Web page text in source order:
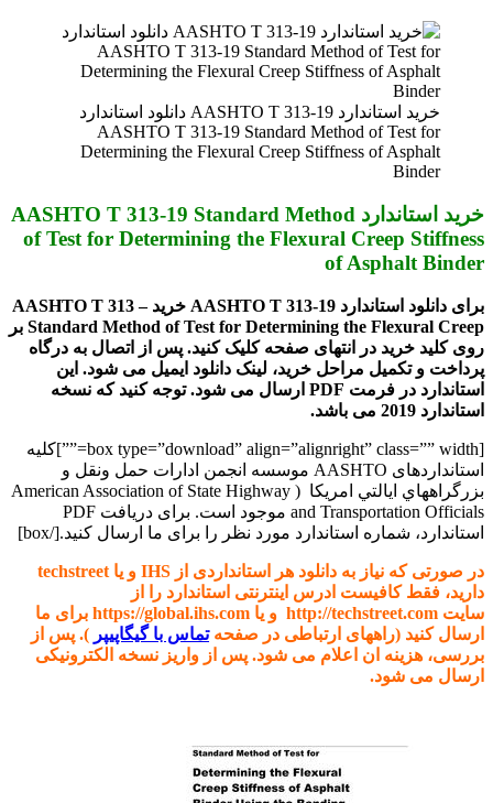
خرید استاندارد AASHTO T 313-19 دانلود استاندارد
AASHTO T 313-19 Standard Method of Test for
Determining the Flexural Creep Stiffness of Asphalt
Binder
خرید استاندارد AASHTO T 313-19 Standard Method
of Test for Determining the Flexural Creep Stiffness
of Asphalt Binder
برای دانلود استاندارد AASHTO T 313-19 خرید AASHTO T 313 –
Standard Method of Test for Determining the Flexural Creep بر
روی کلید خرید در انتهای صفحه کلیک کنید. پس از اتصال به درگاه
پرداخت و تکمیل مراحل خرید، لینک دانلود ایمیل می شود. این
استاندارد در فرمت PDF ارسال می شود. توجه کنید که نسخه
استاندارد 2019 می باشد.
[box type=”download” align=”alignright” class=”” width=””]کلیه
استانداردهای AASHTO موسسه
انجمن ادارات حمل ونقل و
بزرگراههاي ايالتي امريکا (
American Association of State Highway
and Transportation Officials
موجود است. برای دریافت PDF
استاندارد، شماره استاندارد مورد نظر را برای ما ارسال کنید.[/box]
در صورتی که نیاز به دانلود هر استانداردی از IHS و یا techstreet
دارید، فقط کافیست ادرس اینترنتی استاندارد را از
سایت http://techstreet.com و یا https://global.ihs.com برای ما
ارسال کنید (راههای ارتباطی در صفحهتماس با گیگاپیپر ). پس از
بررسی، هزینه ان اعلام می شود. پس از واریز نسخه الکترونیکی
ارسال می شود.